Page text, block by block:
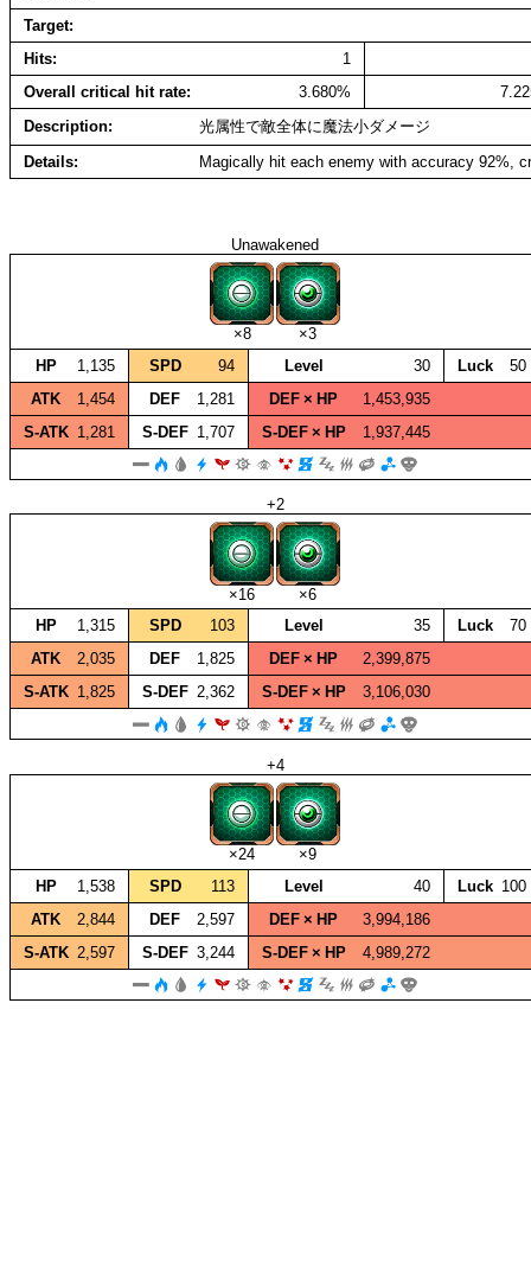
Target
Hits
1
Overall critical hit rate
3.680%
Description
光属性で敵全体に魔法小ダメージ
Details
Magically hit each enemy with accuracy 92%,
Unawakened
×8
×3
HP
1,135 SPD 94 Level 30 Luck
50
ATK
1,454 DEF 1,281 DEF × HP
1,453,935
S‑ATK 1,281 S‑DEF 1,707 S‑DEF × HP 1,937,445
+2
×16
×6
HP
1,315 SPD 103 Level 35 Luck
70
ATK
2,035 DEF 1,825 DEF × HP
2,399,875
S‑ATK 1,825 S‑DEF 2,362 S‑DEF × HP 3,106,030
+4
×24
×9
HP
1,538 SPD 113 Level 40 Luck 100
ATK
2,844 DEF 2,597 DEF × HP
3,994,186
S‑ATK 2,597 S‑DEF 3,244 S‑DEF × HP 4,989,272